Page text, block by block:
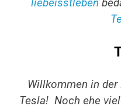
liebeisstleben
Willkommen in der
Tesla! Noch ehe